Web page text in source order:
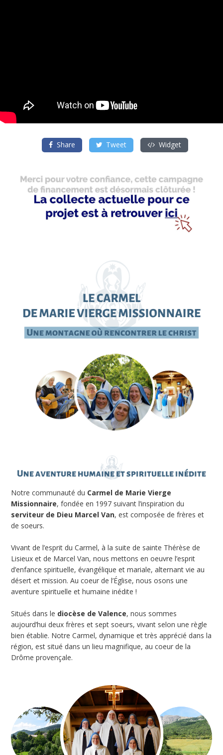
Share Tweet Widget
Notre communauté du Carmel de Marie Vierge
Missionnaire, fondée en 1997 suivant l’inspiration du
serviteur de Dieu Marcel Van, est composée de frères et
de soeurs.
Vivant de l’esprit du Carmel, à la suite de sainte Thérèse de
Lisieux et de Marcel Van, nous mettons en oeuvre l’esprit
d’enfance spirituelle, évangélique et mariale, alternant vie au
désert et mission. Au coeur de l’Église, nous osons une
aventure spirituelle et humaine inédite !
Situés dans le diocèse de Valence, nous sommes
aujourd’hui deux frères et sept soeurs, vivant selon une règle
bien établie. Notre Carmel, dynamique et très apprécié dans la
région, est situé dans un lieu magnifique, au coeur de la
Drôme provençale.